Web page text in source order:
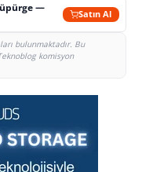
—
Satın Al
bulunmaktadır. Bu
komisyon